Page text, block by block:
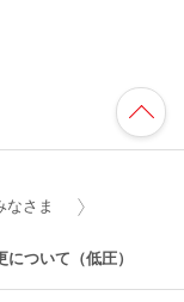
なさま
ついて（低圧）